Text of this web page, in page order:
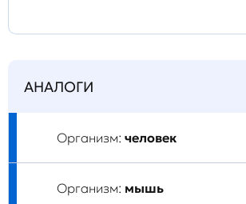
АНАЛОГИ
Организм: человек
Организм: мышь